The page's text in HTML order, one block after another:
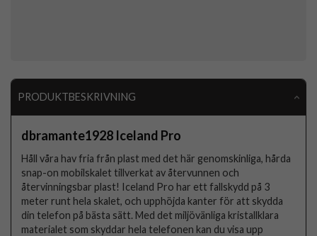
PRODUKTBESKRIVNING
dbramante1928 Iceland Pro
Håll våra hav fria från plast med det här genomskinliga, hårda
snap-on mobilskalet tillverkat av återvunnen och
återvinningsbar plast! Iceland Pro har ett fallskydd på 3
meter runt hela skalet, och upphöjda kanter för att skydda
din telefon på bästa sätt. Med det miljövänliga kristallklara
materialet som skyddar hela telefonen kan du visa upp